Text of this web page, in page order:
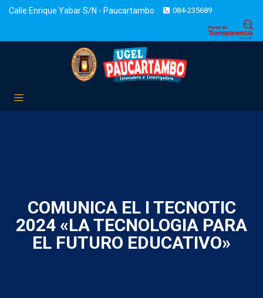
Calle Enrique Yabar S/N - Paucartambo 084-235689
COMUNICA EL I TECNOTIC
2024 «LA TECNOLOGIA PARA
EL FUTURO EDUCATIVO»